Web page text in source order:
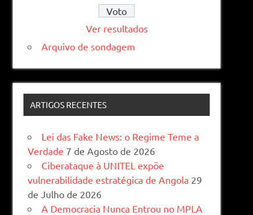
Ver resultados
Arquivo de sondagem
ARTIGOS RECENTES
Lei das Fake News: o Regime Teme a
Verdade 7 de Agosto de 2026
Ciberataque à UNITEL expõe
vulnerabilidade estratégica de Angola 29
de Julho de 2026
A Democracia Nunca Entrou no MPLA